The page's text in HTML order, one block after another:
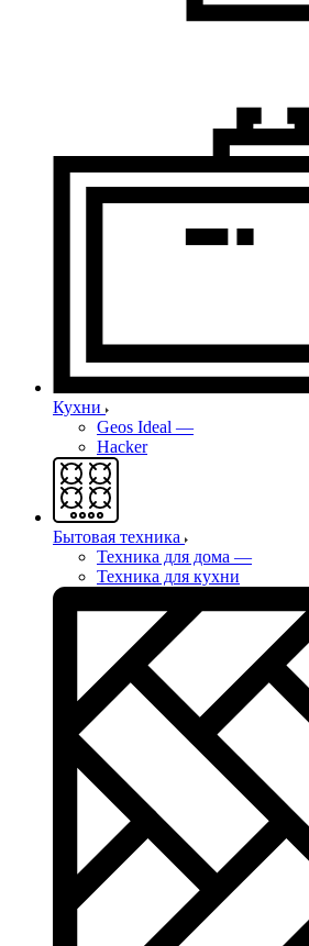
Кухни
Geos Ideal —
Hacker
Бытовая техника
Техника для дома —
Техника для кухни